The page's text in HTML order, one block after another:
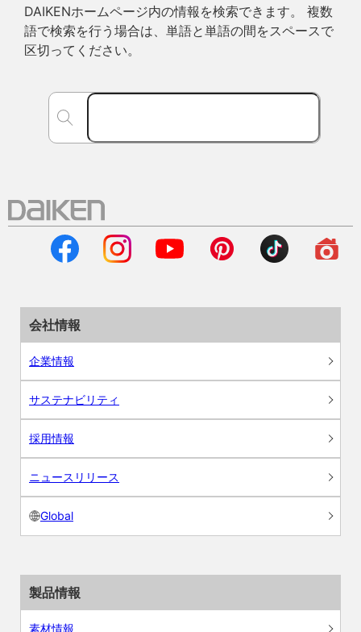
DAIKENホームページ内の情報を検索できます。 複数
語で検索を行う場合は、単語と単語の間をスペースで
区切ってください。
会社情報
企業情報
サステナビリティ
採用情報
ニュースリリース
Global
製品情報
素材情報